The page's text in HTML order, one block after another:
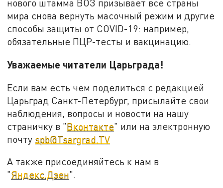
нового штамма ВОЗ призывает все страны
мира снова вернуть масочный режим и другие
способы защиты от COVID-19: например,
обязательные ПЦР-тесты и вакцинацию.
Уважаемые читатели Царьграда!
Если вам есть чем поделиться с редакцией
Царьград Санкт-Петербург, присылайте свои
наблюдения, вопросы и новости на нашу
страничку в "Вконтакте" или на электронную
почту spb@Tsargrad.TV
А также присоединяйтесь к нам в
"Яндекс.Дзен".